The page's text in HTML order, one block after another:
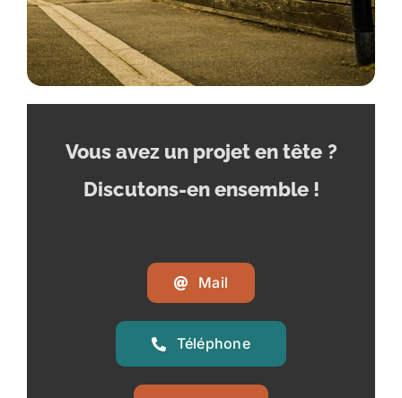
Vous avez un projet en tête ?
Discutons-en ensemble !
Mail
Téléphone